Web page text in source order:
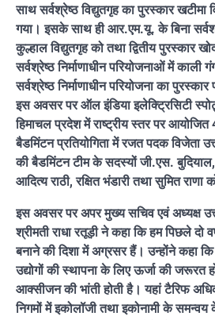
साथ सर्वश्रेष्ठ विद्युतगृह का पुरस्कार खटीमा
गया। इसके साथ ही आर.एम.यू. के बिना
कुल्हाल विद्युतगृह को तथा द्वितीय पुरस्कार
सर्वश्रेष्ठ निर्माणाधीन परियोजनाओं में काली
सर्वश्रेष्ठ निर्माणाधीन परियोजना का
इस अवसर पर ऑल इंडिया इलेक्ट्रिसिटी
हिमाचल प्रदेश में राष्ट्रीय स्तर पर आयोजित
बैडमिंटन प्रतियोगिता में रजत पदक विजेता
की बैडमिंटन टीम के सदस्यों जी.एस.
आदित्य राठी, रक्षित भंडारी तथा सुमित राणा
इस अवसर पर अपर मुख्य सचिव एवं अध्यक्ष
श्रीमती राधा रतूड़ी ने कहा कि हम पिछले दो
बनाने की दिशा में अग्रसर हैं। उन्होंने कहा
उद्योगों की स्थापना के लिए ऊर्जा की जरूरत
आक्सीजन की भांती होती है। यहां टैरिफ
निगमों में इकोलॉजी तथा इकोनामी के